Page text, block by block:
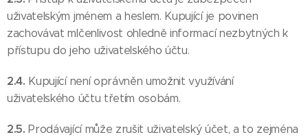
uživatelským jménem a heslem. Kupující je povinen
zachovávat mlčenlivost ohledně informací nezbytných k
přístupu do jeho uživatelského účtu.
2.4. Kupující není oprávněn umožnit využívání
uživatelského účtu třetím osobám.
2.5.Prodávající může zrušit uživatelský účet, a to zejména